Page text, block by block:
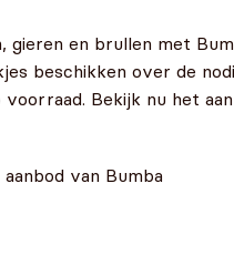
gieren en brullen met
beschikken over de
voorraad. Bekijk nu het
van Bumba